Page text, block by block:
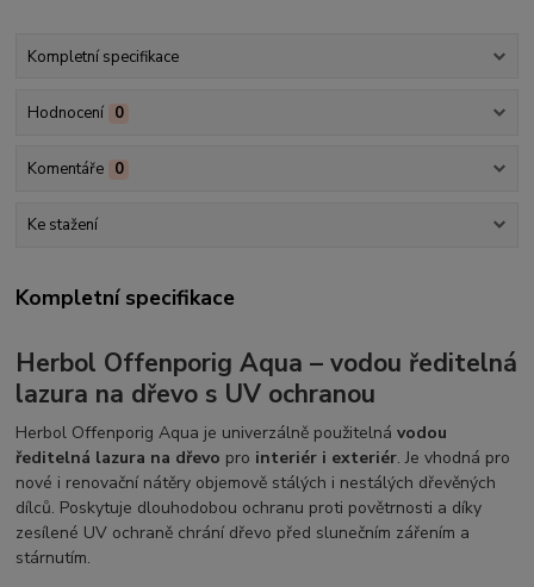
Kompletní specifikace
Hodnocení 0
Komentáře 0
Ke stažení
Kompletní specifikace
Herbol Offenporig Aqua – vodou ředitelná
lazura na dřevo s UV ochranou
Herbol Offenporig Aqua je univerzálně použitelnávodou
ředitelná lazura na dřevo pro interiér i exteriér. Je vhodná pro
nové i renovační nátěry objemově stálých i nestálých dřevěných
dílců. Poskytuje dlouhodobou ochranu proti povětrnosti a díky
zesílené UV ochraně chrání dřevo před slunečním zářením a
stárnutím.